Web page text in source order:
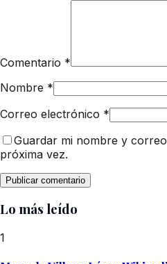
Comentario *
Nombre *
Correo electrónico *
Guardar mi nombre y
próxima vez.
Lo más leído
1